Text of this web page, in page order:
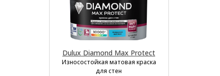
Dulux Diamond Max Protect
Износостойкая матовая краска
для стен